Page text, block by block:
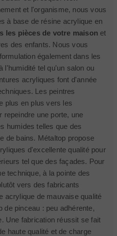
et l'organisme, nous vous
à base de résine acrylique en
les pièces de votre maison et
des enfants. Nous vous
également dans les
l'humidité tel qu'un salon ou
acryliques font d'année
Les peintres
plus en plus vers les
repeindre une porte, une
humides telles que des
de bains. Métaltop propose
d'excellente qualité pour
tel que des façades. Pour
technique, à la pointe des
vers des fabricants
acrylique de mauvaise qualité
de pinceau : peu adhérente,
Une fabrication réussit se fait
haute qualité et de charge